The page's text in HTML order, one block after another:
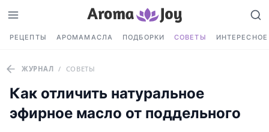
РЕЦЕПТЫ АРОМАМАСЛА ПОДБОРКИ СОВЕТЫ ИНТЕРЕСНОЕ
ЖУРНАЛ / СОВЕТЫ
Как отличить натуральное
эфирное масло от поддельного